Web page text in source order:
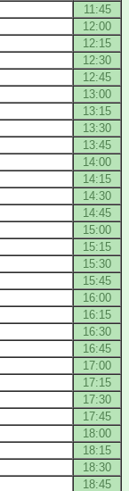
11:45
12:00
12:15
12:30
12:45
13:00
13:15
13:30
13:45
14:00
14:15
14:30
14:45
15:00
15:15
15:30
15:45
16:00
16:15
16:30
16:45
17:00
17:15
17:30
17:45
18:00
18:15
18:30
18:45